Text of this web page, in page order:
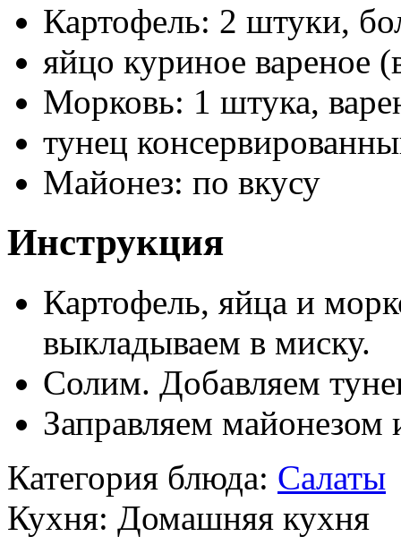
Картофель: 2 штуки,
яйцо куриное вареное
Морковь: 1 штука,
тунец
Майонез: по вкусу
Инструкция
Картофель, яйца и
выкладываем в миску.
Солим. Добавляем
Заправляем
Категория блюда: Салаты
Кухня: Домашняя кухня